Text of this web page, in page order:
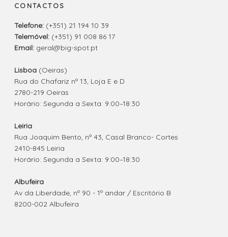
CONTACTOS
Telefone: (+351) 21 194 10 39
Telemóvel: (+351) 91 008 86 17
Email: geral@big-spot.pt
Lisboa (Oeiras)
Rua do Chafariz nº 13, Loja E e D
2780-219 Oeiras
Horário: Segunda a Sexta: 9:00–18:30
Leiria
Rua Joaquim Bento, nº 43, Casal Branco- Cortes
2410-845 Leiria
Horário: Segunda a Sexta: 9:00–18:30
Albufeira
Av da Liberdade, nº 90 - 1º andar / Escritório B
8200-002 Albufeira